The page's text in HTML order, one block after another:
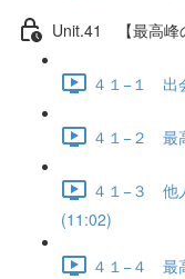
Unit.41 【最高峰
４１−１ 出
４１−２ 最
４１−３ 他
(11:02)
４１−４ 最